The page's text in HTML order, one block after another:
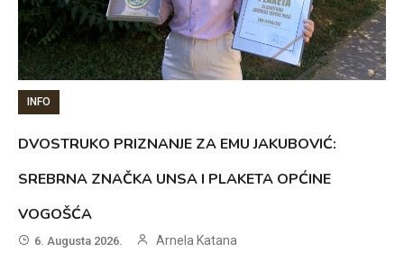
INFO
DVOSTRUKO PRIZNANJE ZA EMU JAKUBOVIĆ:
SREBRNA ZNAČKA UNSA I PLAKETA OPĆINE
VOGOŠĆA
6. Augusta 2026. Arnela Katana